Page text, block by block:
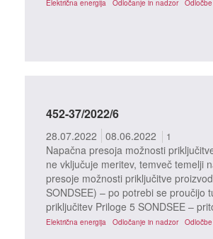
Električna energija Odločanje in nadzor Odločbe
452-37/2022/6
28.07.2022 08.06.2022 1
Napačna presoja možnosti
ne vključuje meritev, temveč temelji
presoje možnosti priključitve
SONDSEE) – po potrebi se proučijo
priključitev Priloge 5 SONDSEE –
Električna energija Odločanje in nadzor Odločbe